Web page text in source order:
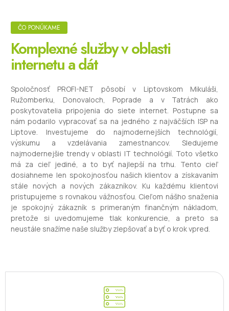
ČO PONÚKAME
Komplexné služby v oblasti
internetu a dát
Spoločnosť PROFI-NET pôsobí v Liptovskom Mikuláši,
Ružomberku, Donovaloch, Poprade a v Tatrách ako
poskytovatelia pripojenia do siete internet. Postupne sa
nám podarilo vypracovať sa na jedného z najväčších ISP na
Liptove. Investujeme do najmodernejších technológií,
výskumu a vzdelávania zamestnancov. Sledujeme
najmodernejšie trendy v oblasti IT technológií. Toto všetko
má za cieľ jediné, a to byť najlepší na trhu. Tento cieľ
dosiahneme len spokojnosťou našich klientov a získavaním
stále nových a nových zákazníkov. Ku každému klientovi
pristupujeme s rovnakou vážnosťou. Cieľom nášho snaženia
je spokojný zákazník s primeraným finančným nákladom,
pretože si uvedomujeme tlak konkurencie, a preto sa
neustále snažíme naše služby zlepšovať a byť o krok vpred.